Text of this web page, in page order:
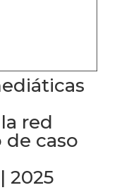
red
de caso
2025